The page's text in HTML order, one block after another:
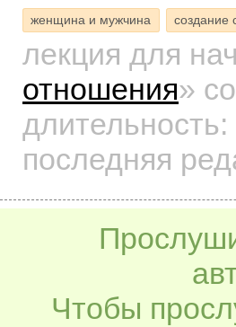
женщина и мужчина создание
лекция для
отношения»
длительность:
последняя
Чтобы